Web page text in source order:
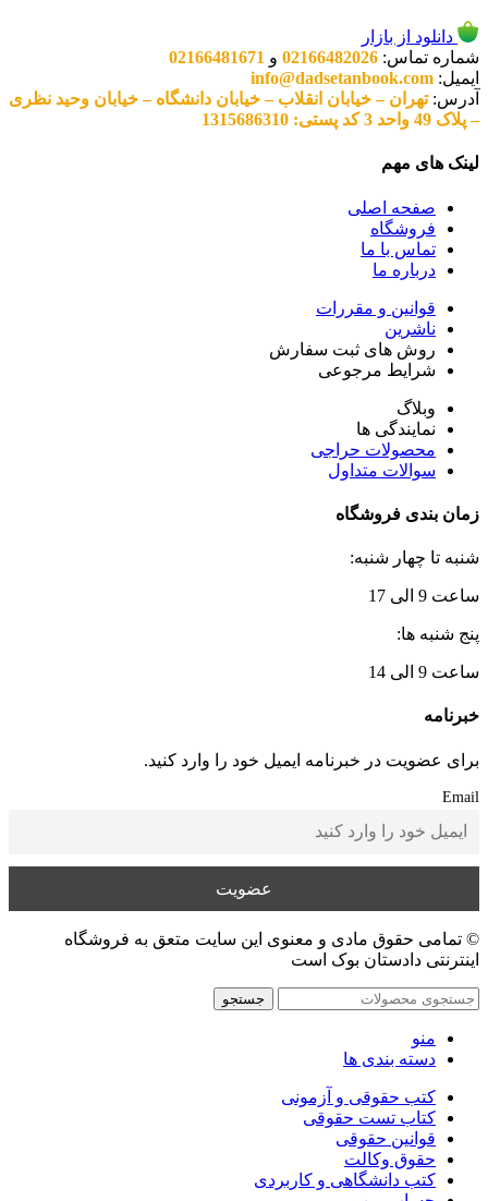
دانلود از بازار
شماره تماس: 02166482026 و 02166481671
ایمیل: info@dadsetanbook.com
آدرس:تهران – خیابان انقلاب – خیابان دانشگاه – خیابان وحید نظری
– پلاک 49 واحد 3 کد پستی: 1315686310
لینک های مهم
صفحه اصلی
فروشگاه
تماس با ما
درباره ما
قوانین و مقررات
ناشرین
روش های ثبت سفارش
شرایط مرجوعی
وبلاگ
نمایندگی ها
محصولات حراجی
سوالات متداول
زمان بندی فروشگاه
شنبه تا چهار شنبه:
ساعت 9 الی 17
پنج شنبه ها:
ساعت 9 الی 14
خبرنامه
برای عضویت در خبرنامه ایمیل خود را وارد کنید.
Email
© تمامی حقوق مادی و معنوی این سایت متعق به فروشگاه
اینترنتی دادستان بوک است
جستجو
منو
دسته بندی ها
کتب حقوقی و آزمونی
کتاب تست حقوقی
قوانین حقوقی
حقوق وکالت
کتب دانشگاهی و کاربردی